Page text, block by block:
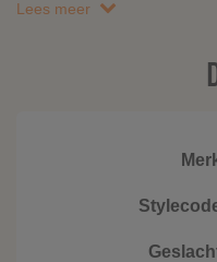
Lees meer